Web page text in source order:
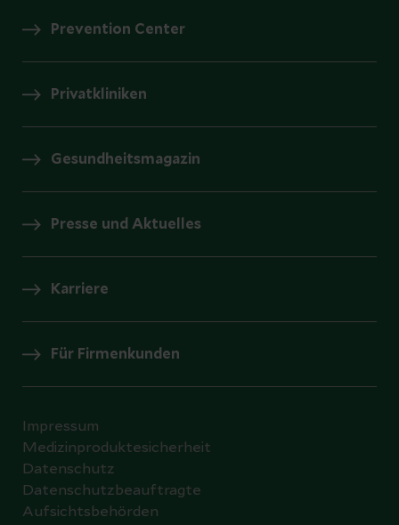
Prevention Center
Privatkliniken
Gesundheitsmagazin
Presse und Aktuelles
Karriere
Für Firmenkunden
Impressum
Medizinproduktesicherheit
Datenschutz
Datenschutzbeauftragte
Aufsichtsbehörden